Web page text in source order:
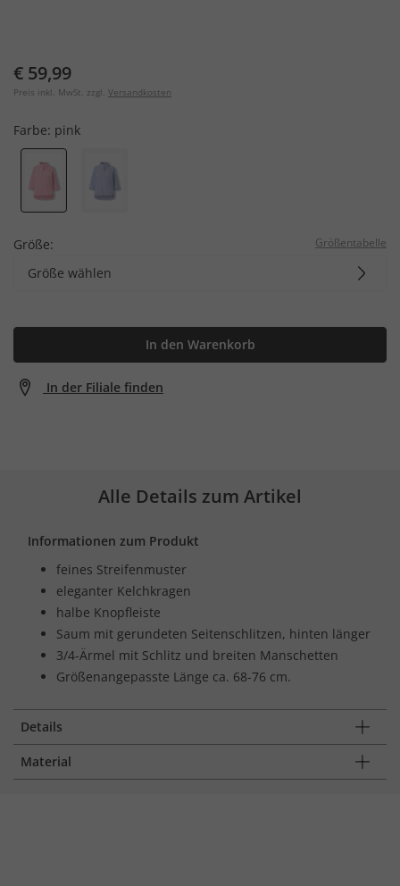
€ 59,99
Preis inkl. MwSt. zzgl. Versandkosten
Farbe: pink
Größe: Größentabelle
Größe wählen
In den Warenkorb
In der Filiale finden
Alle Details zum Artikel
Informationen zum Produkt
feines Streifenmuster
eleganter Kelchkragen
halbe Knopfleiste
Saum mit gerundeten Seitenschlitzen, hinten länger
3/4-Ärmel mit Schlitz und breiten Manschetten
Größenangepasste Länge ca. 68-76 cm.
Details
Material